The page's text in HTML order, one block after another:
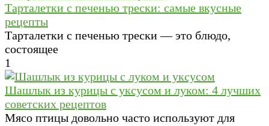
Тарталетки с печенью трески: самые вкусные
рецепты
Тарталетки с печенью трески — это блюдо,
состоящее
1
Шашлык из курицы с уксусом и луком: 4 лучших
советских рецептов
Мясо птицы довольно часто используют для